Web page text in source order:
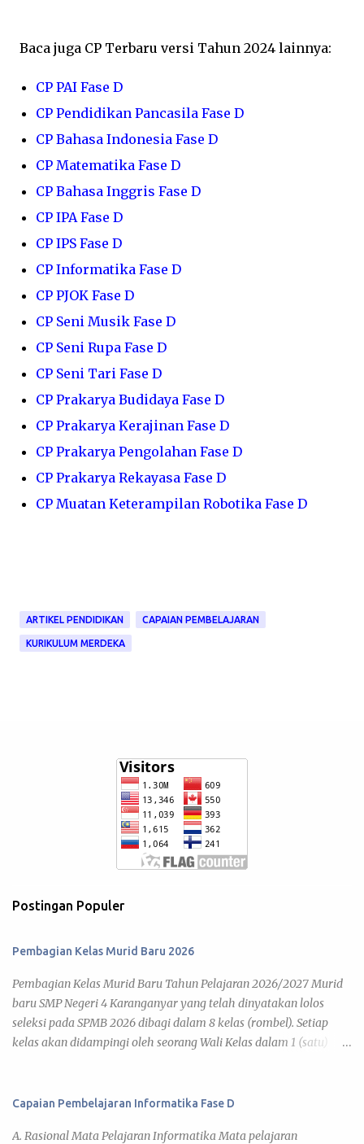
Baca juga CP Terbaru versi Tahun 2024 lainnya:
CP PAI Fase D
CP Pendidikan Pancasila Fase D
CP Bahasa Indonesia Fase D
CP Matematika Fase D
CP Bahasa Inggris Fase D
CP IPA Fase D
CP IPS Fase D
CP Informatika Fase D
CP PJOK Fase D
CP Seni Musik Fase D
CP Seni Rupa Fase D
CP Seni Tari Fase D
CP Prakarya Budidaya Fase D
CP Prakarya Kerajinan Fase D
CP Prakarya Pengolahan Fase D
CP Prakarya Rekayasa Fase D
CP Muatan Keterampilan Robotika Fase D
ARTIKEL PENDIDIKAN CAPAIAN PEMBELAJARAN
KURIKULUM MERDEKA
Postingan Populer
Pembagian Kelas Murid Baru 2026
Pembagian Kelas Murid Baru Tahun Pelajaran 2026/2027 Murid
baru SMP Negeri 4 Karanganyar yang telah dinyatakan lolos
seleksi pada SPMB 2026 dibagi dalam 8 kelas (rombel). Setiap
kelas akan didampingi oleh seorang Wali Kelas dalam 1 (satu)
pendidikan tahun pelajaran 2026/2027. Di bawah ini daftar
dapat kamu lihat pada link tiap kelas. 7 A 7 B 7 C 7 D 7 E 7 F 7 G 7
Capaian Pembelajaran Informatika Fase D
A. Rasional Mata Pelajaran Informatika Mata pelajaran